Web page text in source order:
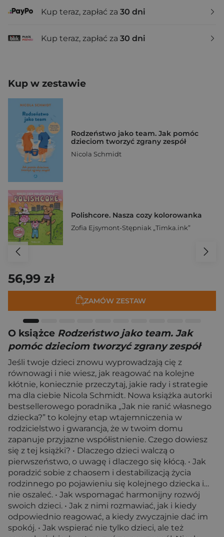
Kup teraz, zapłać za 30 dni
Kup teraz, zapłać za 30 dni
Kup w zestawie
Rodzeństwo jako team. Jak pomóc
dzieciom tworzyć zgrany zespół
Nicola Schmidt
Polishcore. Nasza cozy kolorowanka
Zofia Ejsymont-Stępniak „Timka.ink”
56,99 zł
ZAMÓW ZESTAW
O książce Rodzeństwo jako team. Jak
pomóc dzieciom tworzyć zgrany zespół
Jeśli twoje dzieci znowu wyprowadzają cię z
równowagi i nie wiesz, jak reagować na kolejne
kłótnie, koniecznie przeczytaj, jakie rady i strategie
ma dla ciebie Nicola Schmidt. Nowa książka autorki
bestsellerowego poradnika „Jak nie ranić własnego
dziecka?” to kolejny etap wtajemniczenia w
rodzicielstwo i gwarancja, że w twoim domu
zapanuje przyjazne współistnienie. Czego dowiesz
się z tej książki? • Dlaczego dzieci walczą o
pierwszeństwo, o uwagę i dlaczego się kłócą. • Jak
poradzić sobie z chaosem i destabilizacją życia
rodzinnego po pojawieniu się kolejnego dziecka i…
nie oszaleć. • Jak wspomagać harmonijny rozwój
swoich dzieci. • Jak z nimi rozmawiać, jak i kiedy
odpowiednio reagować, a kiedy zwyczajnie dać im
spokój. • Jak wspierać nie tylko dzieci, ale też